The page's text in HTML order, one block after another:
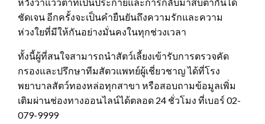
ชัดเจน อีกครั้งจะเป็นคำยืนยันถึงความรักและความ
ห่วงใยที่มีให้กันอย่างมั่นคงในทุกช่วงเวลา
ทั้งนี้ผู้ที่สนใจสามารถนำสัตว์เลี้ยงเข้ารับการตรวจคัด
กรองและปรึกษาทีมสัตวแพทย์ผู้เชี่ยวชาญ ได้ที่โรง
พยาบาลสัตว์ทองหล่อทุกสาขา หรือสอบถามข้อมูลเพิ่ม
เติมผ่านช่องทางออนไลน์ได้ตลอด 24 ชั่วโมง ที่เบอร์ 02-
079-9999